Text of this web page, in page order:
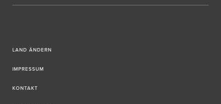
LAND ÄNDERN
IMPRESSUM
KONTAKT